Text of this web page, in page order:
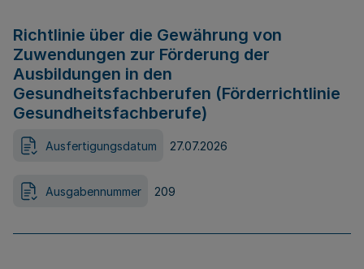
Richtlinie über die Gewährung von
Zuwendungen zur Förderung der
Ausbildungen in den
Gesundheitsfachberufen (Förderrichtlinie
Gesundheitsfachberufe)
Ausfertigungsdatum 27.07.2026
Ausgabennummer 209